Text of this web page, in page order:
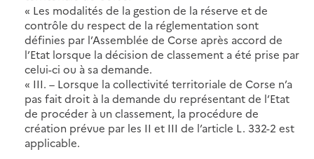
« Les modalités de la gestion de la réserve et de
contrôle du respect de la réglementation sont
définies par l’Assemblée de Corse après accord de
l’Etat lorsque la décision de classement a été prise par
celui-ci ou à sa demande.
« III. – Lorsque la collectivité territoriale de Corse n’a
pas fait droit à la demande du représentant de l’Etat
de procéder à un classement, la procédure de
création prévue par les II et III de l’article L. 332-2 est
applicable.